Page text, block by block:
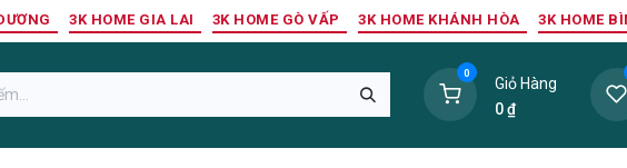
3K HOME GIA LAI 3K HOME GÒ VẤP 3K HOME KHÁNH HÒA 3K HOME
0
Giỏ Hàng
0₫